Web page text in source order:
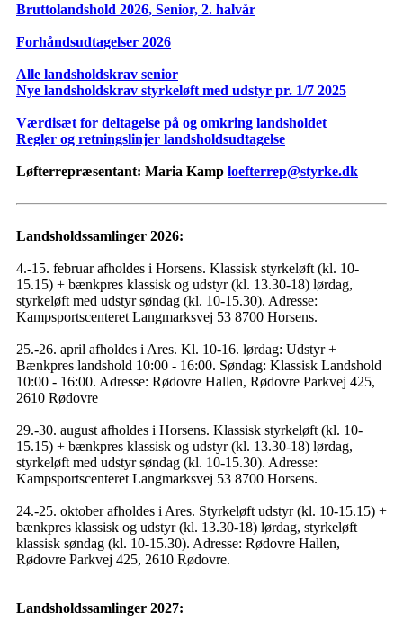
Bruttolandshold 2026, Senior, 2. halvår
Forhåndsudtagelser 2026
Alle landsholdskrav senior
Nye landsholdskrav styrkeløft med udstyr pr. 1/7 2025
Værdisæt for deltagelse på og omkring landsholdet
Regler og retningslinjer landsholdsudtagelse
Løfterrepræsentant: Maria Kamp loefterrep@styrke.dk
Landsholdssamlinger 2026:
4.-15. februar afholdes i Horsens. Klassisk styrkeløft (kl. 10-
15.15) + bænkpres klassisk og udstyr (kl. 13.30-18) lørdag,
styrkeløft med udstyr søndag (kl. 10-15.30). Adresse:
Kampsportscenteret Langmarksvej 53 8700 Horsens.
25.-26. april afholdes i Ares. Kl. 10-16. lørdag: Udstyr +
Bænkpres landshold 10:00 - 16:00. Søndag: Klassisk Landshold
10:00 - 16:00. Adresse: Rødovre Hallen, Rødovre Parkvej 425,
2610 Rødovre
29.-30. august afholdes i Horsens. Klassisk styrkeløft (kl. 10-
15.15) + bænkpres klassisk og udstyr (kl. 13.30-18) lørdag,
styrkeløft med udstyr søndag (kl. 10-15.30). Adresse:
Kampsportscenteret Langmarksvej 53 8700 Horsens.
24.-25. oktober afholdes i Ares. Styrkeløft udstyr (kl. 10-15.15) +
bænkpres klassisk og udstyr (kl. 13.30-18) lørdag, styrkeløft
klassisk søndag (kl. 10-15.30). Adresse: Rødovre Hallen,
Rødovre Parkvej 425, 2610 Rødovre.
Landsholdssamlinger 2027: